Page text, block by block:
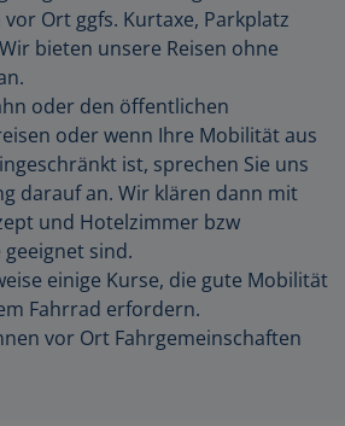
Ort ggfs. Kurtaxe, Parkplatz
bieten unsere Reisen ohne
oder den öffentlichen
oder wenn Ihre Mobilität aus
ist, sprechen Sie uns
darauf an. Wir klären dann mit
und Hotelzimmer bzw
sind.
einige Kurse, die gute Mobilität
Fahrrad erfordern.
vor Ort Fahrgemeinschaften